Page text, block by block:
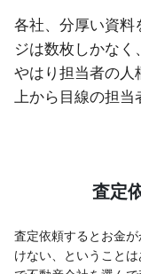
各社、分厚い資料
ジは数枚しかなく
やはり担当者の人
上から目線の担当
査定
査定依頼するとお金
けない、ということは